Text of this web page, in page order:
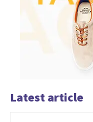
Latest article